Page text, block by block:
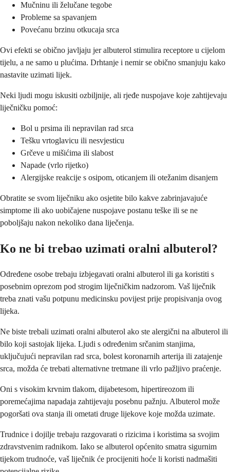
Mučninu ili želučane tegobe
Probleme sa spavanjem
Povećanu brzinu otkucaja srca
Ovi efekti se obično javljaju jer albuterol stimulira receptore u cijelom
tijelu, a ne samo u plućima. Drhtanje i nemir se obično smanjuju kako
nastavite uzimati lijek.
Neki ljudi mogu iskusiti ozbiljnije, ali rjeđe nuspojave koje zahtijevaju
liječničku pomoć:
Bol u prsima ili nepravilan rad srca
Tešku vrtoglavicu ili nesvjesticu
Grčeve u mišićima ili slabost
Napade (vrlo rijetko)
Alergijske reakcije s osipom, oticanjem ili otežanim disanjem
Obratite se svom liječniku ako osjetite bilo kakve zabrinjavajuće
simptome ili ako uobičajene nuspojave postanu teške ili se ne
poboljšaju nakon nekoliko dana liječenja.
Ko ne bi trebao uzimati oralni albuterol?
Određene osobe trebaju izbjegavati oralni albuterol ili ga koristiti s
posebnim oprezom pod strogim liječničkim nadzorom. Vaš liječnik
treba znati vašu potpunu medicinsku povijest prije propisivanja ovog
lijeka.
Ne biste trebali uzimati oralni albuterol ako ste alergični na albuterol ili
bilo koji sastojak lijeka. Ljudi s određenim srčanim stanjima,
uključujući nepravilan rad srca, bolest koronarnih arterija ili zatajenje
srca, možda će trebati alternativne tretmane ili vrlo pažljivo praćenje.
Oni s visokim krvnim tlakom, dijabetesom, hipertireozom ili
poremećajima napadaja zahtijevaju posebnu pažnju. Albuterol može
pogoršati ova stanja ili ometati druge lijekove koje možda uzimate.
Trudnice i dojilje trebaju razgovarati o rizicima i koristima sa svojim
zdravstvenim radnikom. Iako se albuterol općenito smatra sigurnim
tijekom trudnoće, vaš liječnik će procijeniti hoće li koristi nadmašiti